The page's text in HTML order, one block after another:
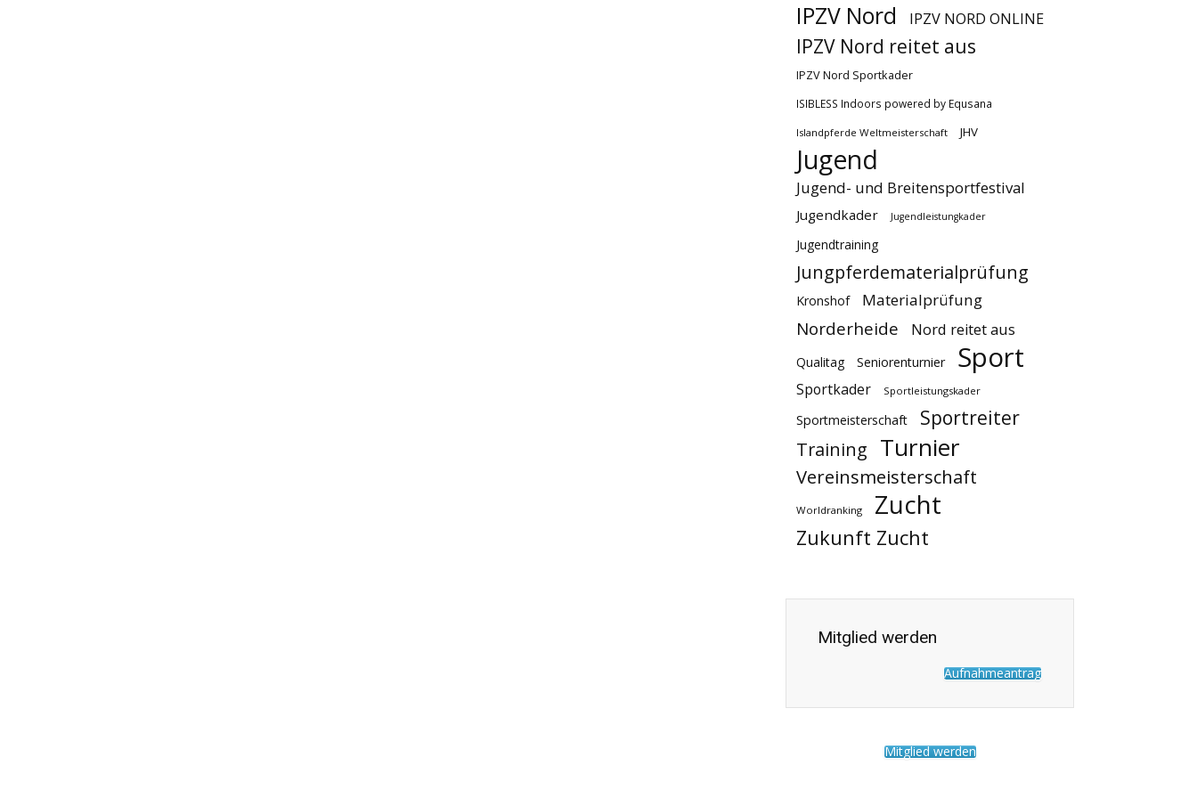
IPZV Nord IPZV NORD ONLINE
IPZV Nord reitet aus
IPZV Nord Sportkader
ISIBLESS Indoors powered by Equsana
Islandpferde Weltmeisterschaft JHV
Jugend
Jugend- und Breitensportfestival
Jugendkader Jugendleistungkader
Jugendtraining
Jungpferdematerialprüfung
Kronshof Materialprüfung
Norderheide Nord reitet aus
Qualitag Seniorenturnier Sport
Sportkader Sportleistungskader
Sportmeisterschaft Sportreiter
Training Turnier
Vereinsmeisterschaft
Worldranking Zucht
Zukunft Zucht
Mitglied werden
Aufnahmeantrag
Mitglied werden